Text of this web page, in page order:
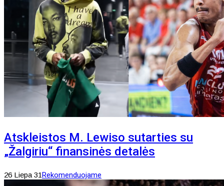
Atskleistos M. Lewiso sutarties su
„Žalgiriu“ finansinės detalės
26 Liepa 31Rekomenduojame